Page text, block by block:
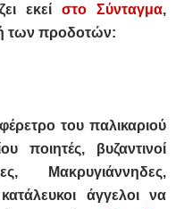
εκεί στο Σύνταγμα,
των προδοτών:
του παλικαριού
ποιητές, βυζαντινοί
Μακρυγιάννηδες,
άγγελοι
να